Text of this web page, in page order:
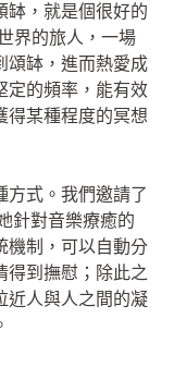
缽，就是個很好的
界的旅人，一場
頌缽，進而熱愛成
定的頻率，能有效
得某種程度的冥想
方式。我們邀請了
針對音樂療癒的
機制，可以自動分
得到撫慰；除此之
近人與人之間的凝